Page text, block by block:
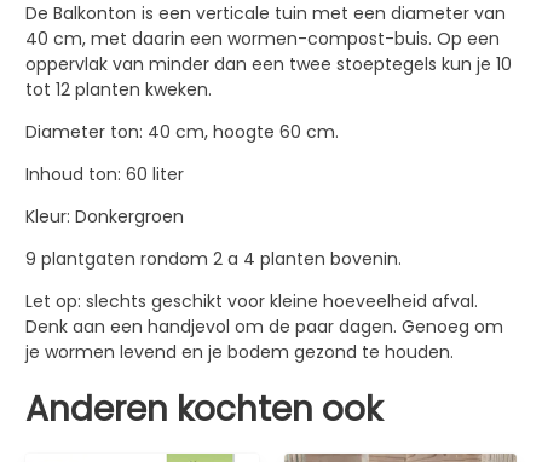
De Balkonton is een verticale tuin met een diameter van
40 cm, met daarin een wormen-compost-buis. Op een
oppervlak van minder dan een twee stoeptegels kun je 10
tot 12 planten kweken.
Diameter ton: 40 cm, hoogte 60 cm.
Inhoud ton: 60 liter
Kleur: Donkergroen
9 plantgaten rondom 2 a 4 planten bovenin.
Let op: slechts geschikt voor kleine hoeveelheid afval.
Denk aan een handjevol om de paar dagen. Genoeg om
je wormen levend en je bodem gezond te houden.
Anderen kochten ook